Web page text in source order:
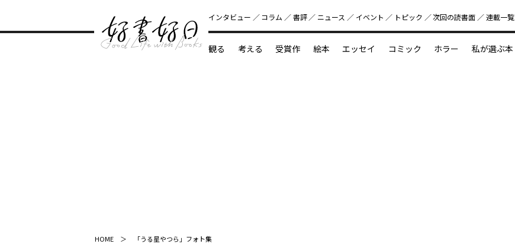
好書好日
インタビュー コラム 書評 ニュース イベント トピック 次回の読書⾯ 連載一覧
観る 考える 受賞作 絵本 エッセイ コミック ホラー 私が選ぶ本
HOME 「うる星やつら」フォト集